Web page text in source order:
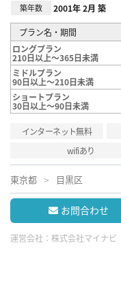
築年数 2001年 2月 築
プラン名・期間
ロングプラン
210日以上～365日未満
ミドルプラン
90日以上～210日未満
ショートプラン
30日以上～90日未満
インターネット無料
wifiあり
東京都 目黒区
お問合わせ
運営会社： 株式会社マイナビ